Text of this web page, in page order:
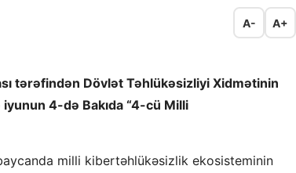
A- A+
tərəfindən Dövlət Təhlükəsizliyi Xidmətinin
4-də Bakıda “4-cü Milli
milli kibertəhlükəsizlik ekosisteminin